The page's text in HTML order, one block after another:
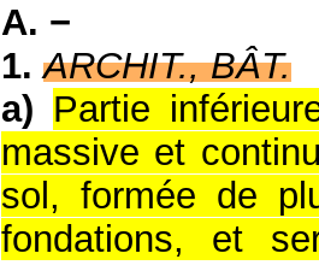
A. −
1. ARCHIT., BÂT.
a) Partie
massive et
sol, formée de
fondations, et